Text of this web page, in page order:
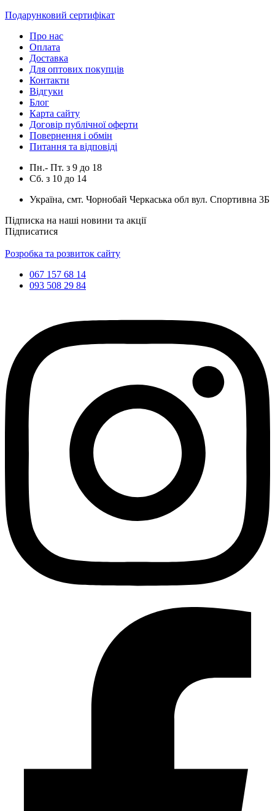
Подарунковий сертифікат
Про нас
Оплата
Доставка
Для оптових покупців
Контакти
Відгуки
Блог
Карта сайту
Договір публічної оферти
Повернення і обмін
Питання та відповіді
Пн.- Пт. з 9 до 18
Сб. з 10 до 14
Україна, смт. Чорнобай Черкаська обл вул. Спортивна 3Б
Підписка на наші новини та акції
Підписатися
Розробка та розвиток сайту
067 157 68 14
093 508 29 84